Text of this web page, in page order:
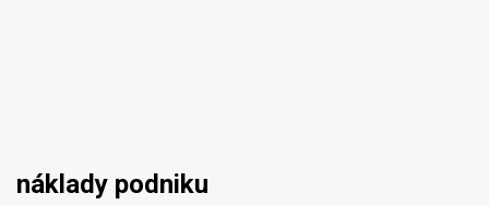
náklady podniku